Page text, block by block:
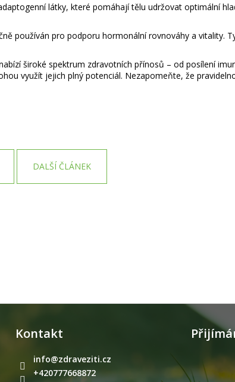
látky, které pomáhají tělu udržovat optimální
používán pro podporu hormonální rovnováhy a vitality.
široké spektrum zdravotních přínosů – od posílení
využít jejich plný potenciál. Nezapomeňte, že
DALŠÍ ČLÁNEK
Kontakt
info@zdraveziti.cz
+420777668872